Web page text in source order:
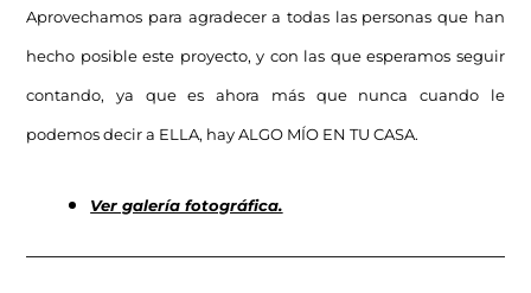
Aprovechamos para agradecer a todas las personas que han
hecho posible este proyecto, y con las que esperamos seguir
contando, ya que es ahora más que nunca cuando le
podemos decir a ELLA, hay ALGO MÍO EN TU CASA.
Ver galería fotográfica.